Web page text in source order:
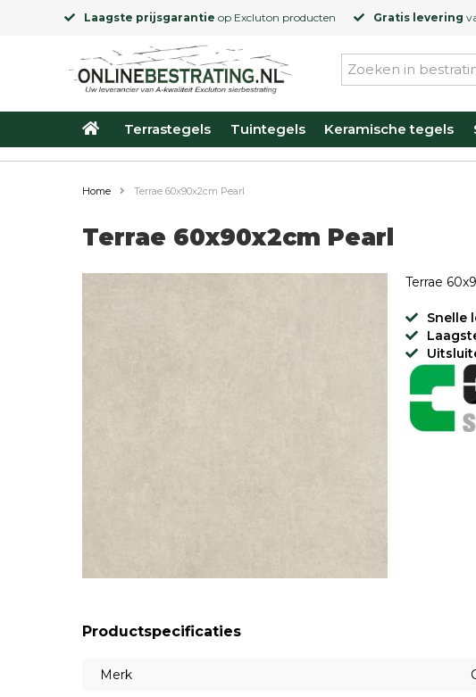
Laagste prijsgarantie op Excluton producten Gratis levering
Terrastegels Tuintegels Keramische tegels
Home Terrae 60x90x2cm Pearl
Terrae 60x90x2cm Pearl
Terrae
Snelle
Productspecificaties
Merk